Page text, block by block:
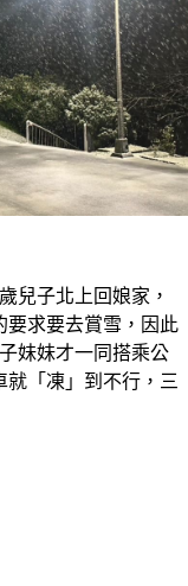
求要去賞雪，因此
妹妹才一同搭乘公
「凍」到不行，三